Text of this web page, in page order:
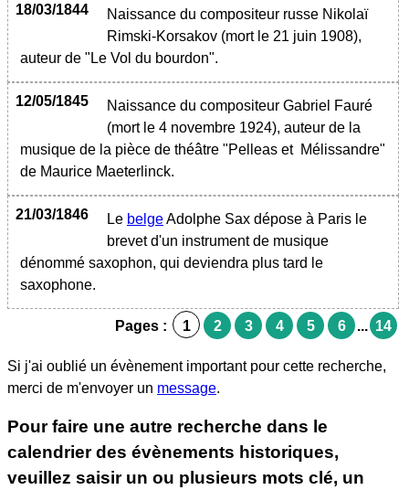
18/03/1844
Naissance du compositeur russe Nikolaï
Rimski-Korsakov (mort le 21 juin 1908),
auteur de "Le Vol du bourdon".
12/05/1845
Naissance du compositeur Gabriel Fauré
(mort le 4 novembre 1924), auteur de la
musique de la pièce de théâtre "Pelleas et Mélissandre"
de Maurice Maeterlinck.
21/03/1846 Le belgeAdolphe Sax dépose à Paris le
brevet d'un instrument de musique
dénommé saxophon, qui deviendra plus tard le
saxophone.
Pages : 1 2 3 4 5 6 ... 14
Si j'ai oublié un évènement important pour cette recherche,
merci de m'envoyer un message.
Pour faire une autre recherche dans le
calendrier des évènements historiques,
veuillez saisir un ou plusieurs mots clé, un